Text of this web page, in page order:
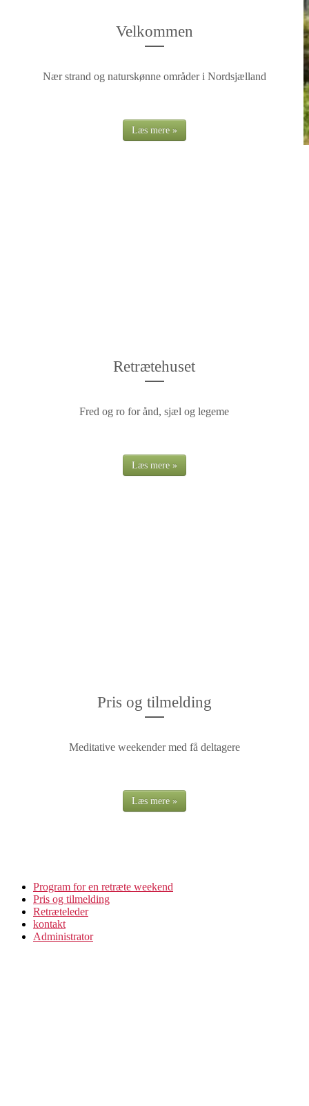
Velkommen
Nær strand og naturskønne områder i Nordsjælland
Læs mere »
Retrætehuset
Fred og ro for ånd, sjæl og legeme
Læs mere »
Pris og tilmelding
Meditative weekender med få deltagere
Læs mere »
Program for en retræte weekend
Pris og tilmelding
Retræteleder
kontakt
Administrator